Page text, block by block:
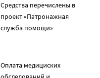
Средства перечислены в
проект «Патронажная
служба помощи»
Оплата медициских